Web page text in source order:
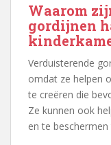
Waarom
gordijnen
Verduisterende
omdat ze helpen
te creëren die
Ze kunnen ook
en te